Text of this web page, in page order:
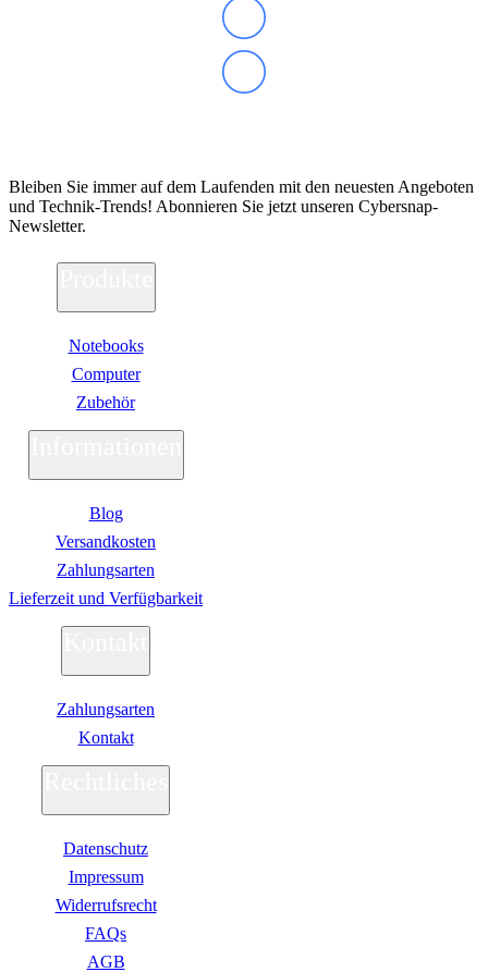
Notebooks
Computer
Zubehör
Blog
Versandkosten
Zahlungsarten
Lieferzeit und Verfügbarkeit
Zahlungsarten
Kontakt
Datenschutz
Impressum
Widerrufsrecht
FAQs
AGB
Bleiben Sie immer auf dem Laufenden mit den neuesten Angeboten
und Technik-Trends! Abonnieren Sie jetzt unseren Cybersnap-
Newsletter.